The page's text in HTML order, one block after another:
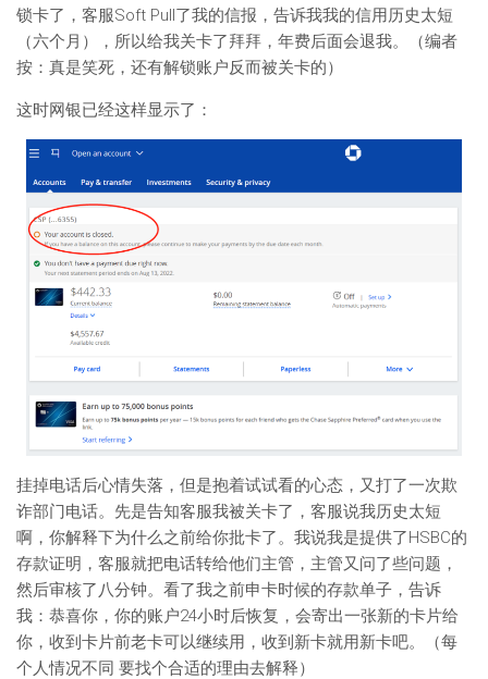
锁卡了，客服Soft Pull了我的信报，告诉我我的信用历史太短
（六个月），所以给我关卡了拜拜，年费后面会退我。（编者
按：真是笑死，还有解锁账户反而被关卡的）
这时网银已经这样显示了：
挂掉电话后心情失落，但是抱着试试看的心态，又打了一次欺
诈部门电话。先是告知客服我被关卡了，客服说我历史太短
啊，你解释下为什么之前给你批卡了。我说我是提供了HSBC的
存款证明，客服就把电话转给他们主管，主管又问了些问题，
然后审核了八分钟。看了我之前申卡时候的存款单子，告诉
我：恭喜你，你的账户24小时后恢复，会寄出一张新的卡片给
你，收到卡片前老卡可以继续用，收到新卡就用新卡吧。（每
个人情况不同 要找个合适的理由去解释）